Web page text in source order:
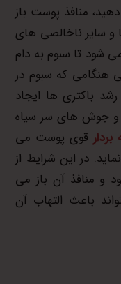
منافذ پوست باز
و سایر ناخالصی های
شود تا سبوم به دام
هنگامی که سبوم در
باکتری ها ایجاد
و جوش های سر سیاه
بردار قوی پوست می
در این شرایط از
و منافذ آن باز می
باعث التهاب آن